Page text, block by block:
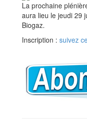
La prochaine
aura lieu le jeudi 29
Biogaz.
Inscription : suivez